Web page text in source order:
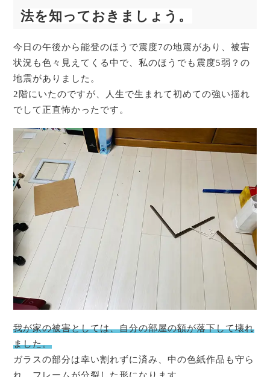
法を知っておきましょう。
今日の午後から能登のほうで震度7の地震があり、被害
状況も色々見えてくる中で、私のほうでも震度5弱？の
地震がありました。
2階にいたのですが、人生で生まれて初めての強い揺れ
でして正直怖かったです。
我が家の被害としては、自分の部屋の額が落下して壊れ
ました。
ガラスの部分は幸い割れずに済み、中の色紙作品も守ら